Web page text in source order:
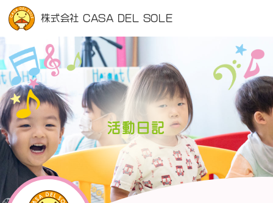
株式会社 CASA DEL SOLE
活動日記